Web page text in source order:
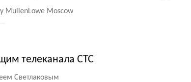
MullenLowe Moscow
телеканала СТС
Светлаковым